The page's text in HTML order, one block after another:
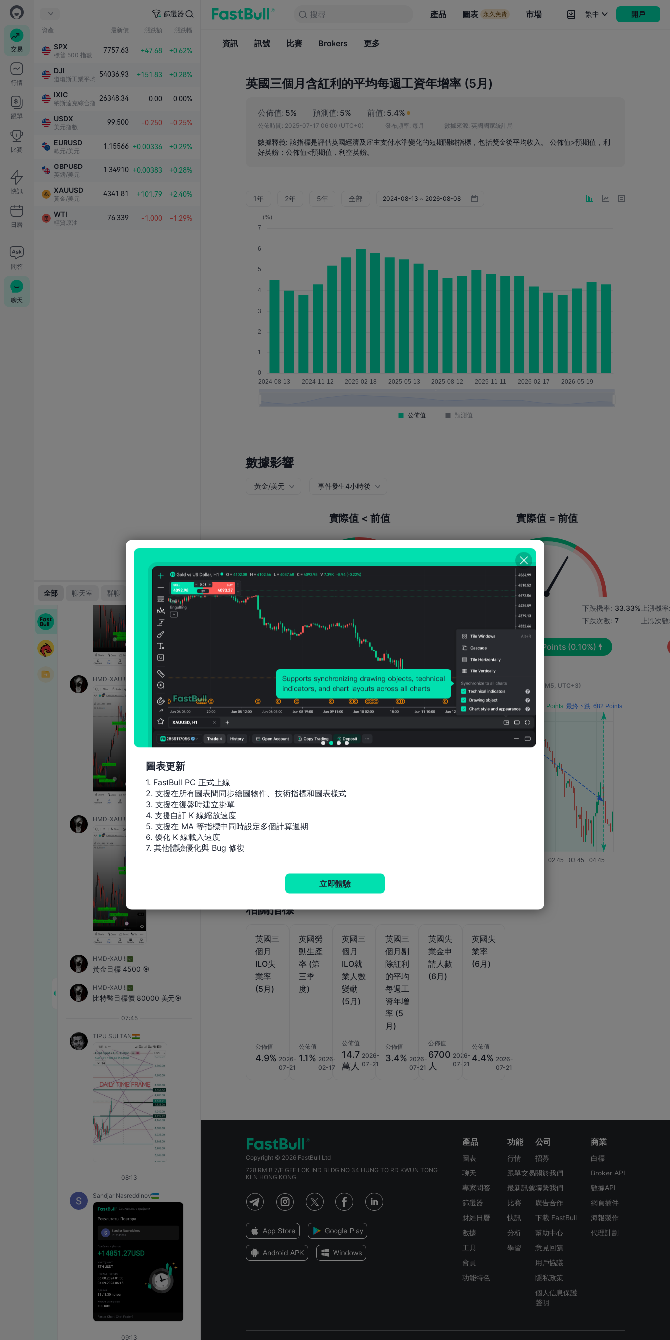
交易
行情
跟單
比賽
快訊
日曆
問答
聊天
篩選器
資產 最新價 漲跌額 漲跌幅
SPX
標普 500 指數
7757.63 +47.68 +0.62%
DJI
道瓊斯工業平均指數
54036.93 +151.83 +0.28%
IXIC
納斯達克綜合指數
26348.34 0.00 0.00%
USDX
美元指數
99.500 -0.250 -0.25%
EURUSD
歐元/美元
1.15566 +0.00336 +0.29%
GBPUSD
英鎊/美元
1.34910 +0.00383 +0.28%
XAUUSD
黃金/美元
4341.81 +101.79 +2.40%
WTI
輕質原油
76.339 -1.000 -1.29%
搜尋 產品 圖表 永久免費 市場
資訊 訊號
繁中 開戶
搜尋
資訊 訊號 比賽 Brokers 更多
英國三個月含紅利的平均每週工資年增率 (5月)
公佈值: 5% 預測值: 5% 前值: 5.4%
公佈時間: 2025-07-17 06:00 (UTC+0) 發布頻率: 每月 數據來源: 英國國家統計局
數據釋義: 該指標是評估英國經濟及雇主支付水準變化的短期關鍵指標，包括獎金後平均收入。 公佈值>預期值，利
好英鎊；公佈值<預期值，利空英鎊。
1年 2年 5年 全部
數據影響
黃金/美元 事件發生4小時後
實際值 < 前值
上漲次數:
39
Points
實際值 = 前值
下跌機率: 33.33%
下跌次數: 7
Points (0.10%)
上漲機
上漲次
歷史價格圖表 事件發生4小時後的影響 (M5, UTC+3)
相關指標
英國三
個月
ILO失
業率
(5月)
公佈值
4.9% 2026-
07-21
英國勞
動生產
率 (第
三季
度)
公佈值
1.1% 2026-
02-17
英國三
個月
ILO就
業人數
變動
(5月)
公佈值
14.7
萬人
2026-
07-21
英國三
個月剔
除紅利
的平均
每週工
資年增
率 (5
月)
公佈值
3.4% 2026-
07-21
英國失
業金申
請人數
(6月)
公佈值
6700
人
2026-
07-21
英國失
業率
(6月)
公佈值
4.4% 2026-
07-21
Copyright © 2026 FastBull Ltd
728 RM B 7/F GEE LOK IND BLDG NO 34 HUNG TO RD KWUN TONG
KLN HONG KONG
產品
圖表
聊天
專家問答
篩選器
財經日曆
數據
工具
會員
功能特色
功能
行情
跟單交易
最新訊號
比賽
快訊
分析
學習
公司
招募
關於我們
聯繫我們
廣告合作
下載 FastBull
幫助中心
意見回饋
用戶協議
隱私政策
個人信息保護
聲明
商業
白標
Broker API
數據API
網頁插件
海報製作
代理計劃
圖表更新
1. FastBull PC 正式上線
2. 支援在所有圖表間同步繪圖物件、技術指標和圖表樣式
3. 支援在復盤時建立掛單
4. 支援自訂 K 線縮放速度
5. 支援在 MA 等指標中同時設定多個計算週期
6. 優化 K 線載入速度
7. 其他體驗優化與 Bug 修復
立即體驗